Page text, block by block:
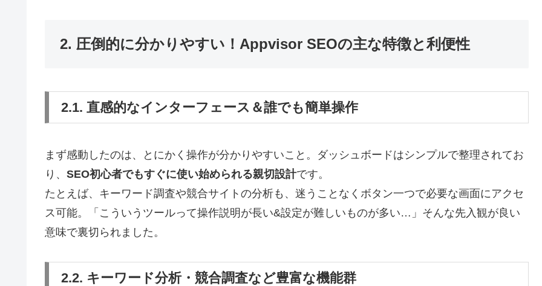
2. 圧倒的に分かりやすい！Appvisor SEOの主な特徴と利便性
2.1. 直感的なインターフェース＆誰でも簡単操作
まず感動したのは、とにかく操作が分かりやすいこと。ダッシュボードはシンプルで整理されてお
り、 SEO初心者でもすぐに使い始められる親切設計です。
たとえば、キーワード調査や競合サイトの分析も、迷うことなくボタン一つで必要な画面にアクセ
ス可能。「こういうツールって操作説明が長い&設定が難しいものが多い…」そんな先入観が良い
意味で裏切られました。
2.2. キーワード分析・競合調査など豊富な機能群